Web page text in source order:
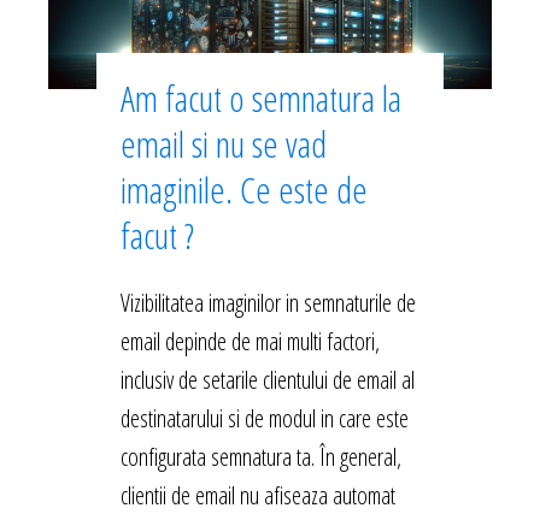
Am facut o semnatura la
email si nu se vad
imaginile. Ce este de
facut ?
Vizibilitatea imaginilor in semnaturile de
email depinde de mai multi factori,
inclusiv de setarile clientului de email al
destinatarului si de modul in care este
configurata semnatura ta. În general,
clientii de email nu afiseaza automat